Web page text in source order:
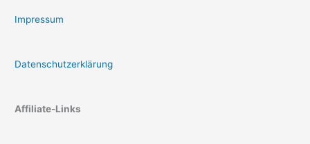
Impressum
Datenschutzerklärung
Affiliate-Links